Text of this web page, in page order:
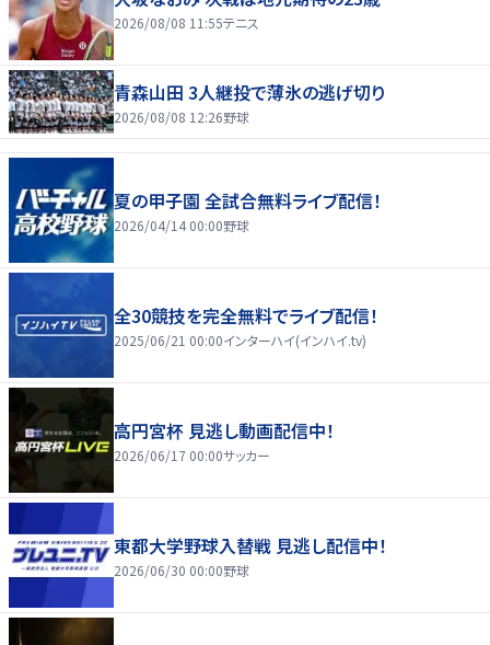
2026/08/08 11:55テニス
青森山田 3人継投で薄氷の逃げ切り
2026/08/08 12:26野球
夏の甲子園 全試合無料ライブ配信！
2026/04/14 00:00野球
全30競技を完全無料でライブ配信！
2025/06/21 00:00インターハイ(インハイ.tv)
高円宮杯 見逃し動画配信中！
2026/06/17 00:00サッカー
東都大学野球入替戦 見逃し配信中！
2026/06/30 00:00野球